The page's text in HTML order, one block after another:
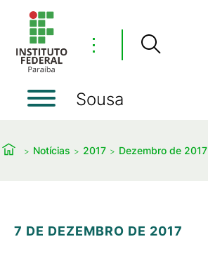
⋮
Sousa
Notícias 2017 Dezembro de 2017
7 DE DEZEMBRO DE 2017